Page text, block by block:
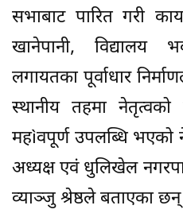
सभाबाट पारित गरी
खानेपानी, विद्यालय
लगायतका पूर्वाधार
स्थानीय तहमा
महìवपूर्ण उपलब्धि भएको
अध्यक्ष एवं धुलिखेल
व्याञ्जु श्रेष्ठले बताएका छन्